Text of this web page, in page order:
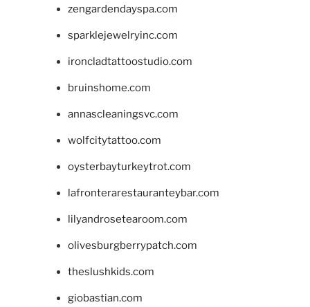
zengardendayspa.com
sparklejewelryinc.com
ironcladtattoostudio.com
bruinshome.com
annascleaningsvc.com
wolfcitytattoo.com
oysterbayturkeytrot.com
lafronterarestauranteybar.com
lilyandrosetearoom.com
olivesburgberrypatch.com
theslushkids.com
giobastian.com